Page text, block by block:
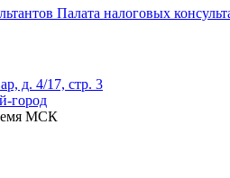
Палата налоговых
д. 4/17, стр. 3
город
МСК